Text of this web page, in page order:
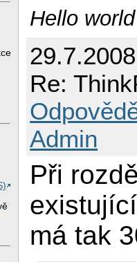
Hello
Re:
Admin
Při
má tak